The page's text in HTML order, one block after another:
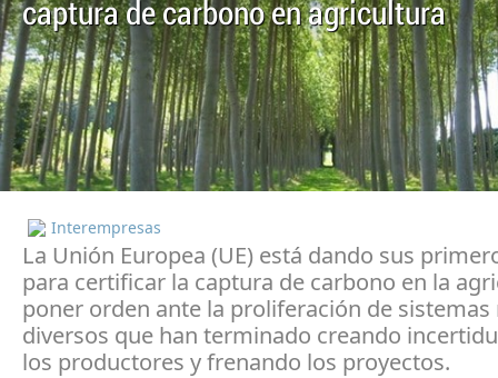
captura de carbono en agricultura
Interempresas
La Unión Europea (UE) está dando sus
para certificar la captura de carbono en la
poner orden ante la proliferación de sistemas
diversos que han terminado creando
los productores y frenando los proyectos.